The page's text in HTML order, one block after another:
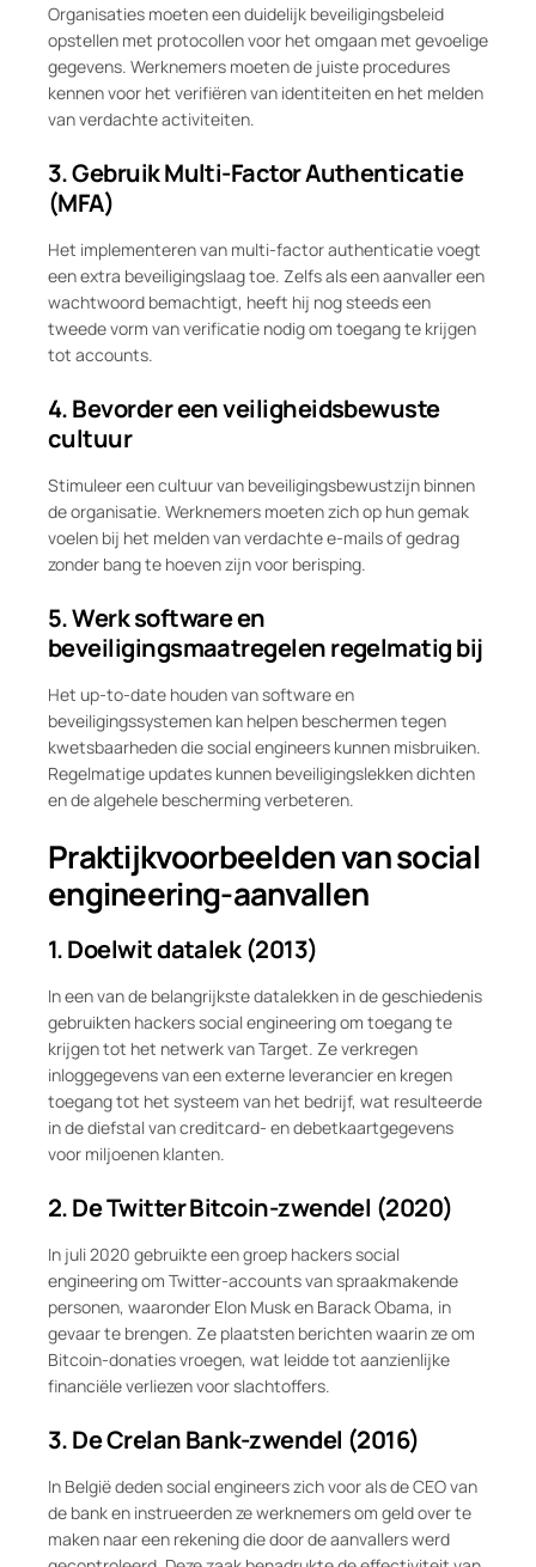
Organisaties moeten een duidelijk beveiligingsbeleid
opstellen met protocollen voor het omgaan met gevoelige
gegevens. Werknemers moeten de juiste procedures
kennen voor het verifiëren van identiteiten en het melden
van verdachte activiteiten.
3. Gebruik Multi-Factor Authenticatie
(MFA)
Het implementeren van multi-factor authenticatie voegt
een extra beveiligingslaag toe. Zelfs als een aanvaller een
wachtwoord bemachtigt, heeft hij nog steeds een
tweede vorm van verificatie nodig om toegang te krijgen
tot accounts.
4. Bevorder een veiligheidsbewuste
cultuur
Stimuleer een cultuur van beveiligingsbewustzijn binnen
de organisatie. Werknemers moeten zich op hun gemak
voelen bij het melden van verdachte e-mails of gedrag
zonder bang te hoeven zijn voor berisping.
5. Werk software en
beveiligingsmaatregelen regelmatig bij
Het up-to-date houden van software en
beveiligingssystemen kan helpen beschermen tegen
kwetsbaarheden die social engineers kunnen misbruiken.
Regelmatige updates kunnen beveiligingslekken dichten
en de algehele bescherming verbeteren.
Praktijkvoorbeelden van social
engineering-aanvallen
1. Doelwit datalek (2013)
In een van de belangrijkste datalekken in de geschiedenis
gebruikten hackers social engineering om toegang te
krijgen tot het netwerk van Target. Ze verkregen
inloggegevens van een externe leverancier en kregen
toegang tot het systeem van het bedrijf, wat resulteerde
in de diefstal van creditcard- en debetkaartgegevens
voor miljoenen klanten.
2. De Twitter Bitcoin-zwendel (2020)
In juli 2020 gebruikte een groep hackers social
engineering om Twitter-accounts van spraakmakende
personen, waaronder Elon Musk en Barack Obama, in
gevaar te brengen. Ze plaatsten berichten waarin ze om
Bitcoin-donaties vroegen, wat leidde tot aanzienlijke
financiële verliezen voor slachtoffers.
3. De Crelan Bank-zwendel (2016)
In België deden social engineers zich voor als de CEO van
de bank en instrueerden ze werknemers om geld over te
maken naar een rekening die door de aanvallers werd